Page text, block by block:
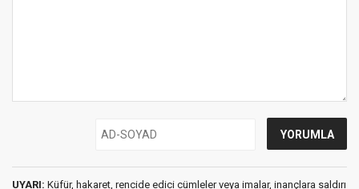
UYARI: Küfür, hakaret, rencide edici cümleler veya imalar, inançlara saldırı